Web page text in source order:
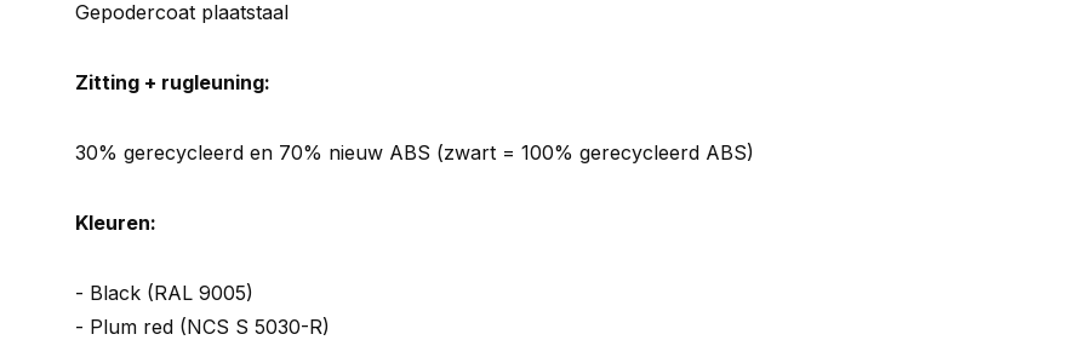
Gepodercoat plaatstaal
Zitting + rugleuning:
30% gerecycleerd en 70% nieuw ABS (zwart = 100% gerecycleerd ABS)
Kleuren:
- Black (RAL 9005)
- Plum red (NCS S 5030-R)